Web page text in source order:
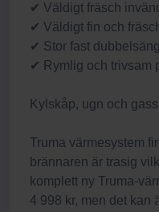
✔ Väldigt fräsch
✔ Väldigt fin och
✔ Stor fast dubbelsäng
✔ Rymlig och trivsam
Kylskåp, ugn och
Truma värmesystem
brännaren är trasig
komplett ny Truma-
4 998 kr, men det kan